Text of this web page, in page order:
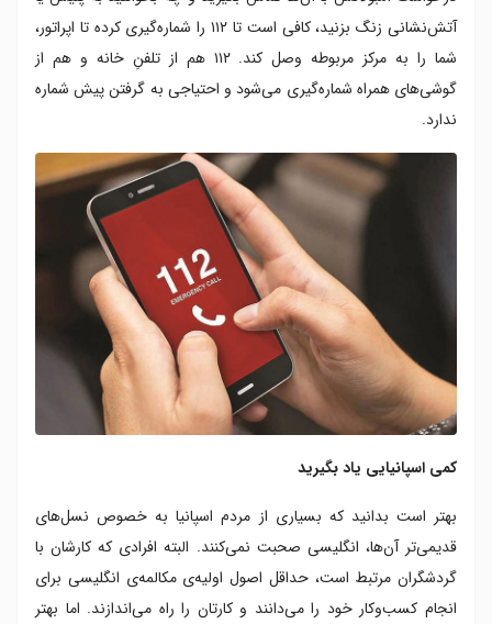
آتش‌نشانی زنگ بزنید، کافی است تا ۱۱۲ را شماره‌گیری کرده تا اپراتور،
شما را به مرکز مربوطه وصل کند. ۱۱۲ هم از تلفنِ خانه و هم از
گوشی‌های همراه شماره‌گیری می‌شود و احتیاجی به گرفتن پیش شماره
ندارد.
کمی اسپانیایی یاد بگیرید
بهتر است بدانید که بسیاری از مردم اسپانیا به خصوص نسل‌های
قدیمی‌تر آن‌ها، انگلیسی صحبت نمی‌کنند. البته افرادی که کارشان با
گردشگران مرتبط است، حداقل اصول اولیه‌ی مکالمه‌ی انگلیسی برای
انجام کسب‌وکار خود را می‌دانند و کارتان را راه می‌اندازند. اما بهتر